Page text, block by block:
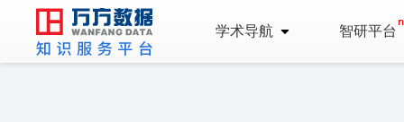
学术导航 智研平台